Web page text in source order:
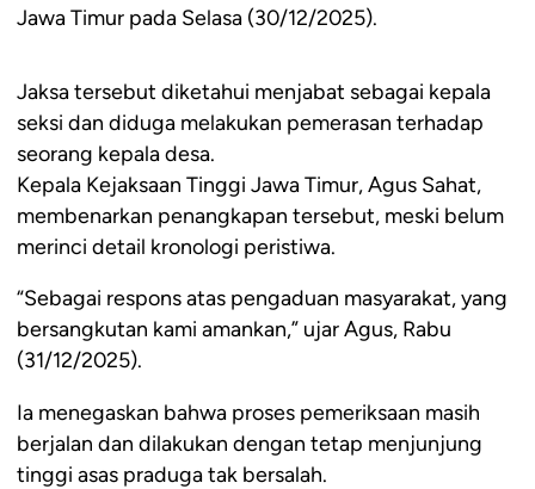
Jawa Timur pada Selasa (30/12/2025).
Jaksa tersebut diketahui menjabat sebagai kepala
seksi dan diduga melakukan pemerasan terhadap
seorang kepala desa.
Kepala Kejaksaan Tinggi Jawa Timur, Agus Sahat,
membenarkan penangkapan tersebut, meski belum
merinci detail kronologi peristiwa.
“Sebagai respons atas pengaduan masyarakat, yang
bersangkutan kami amankan,” ujar Agus, Rabu
(31/12/2025).
Ia menegaskan bahwa proses pemeriksaan masih
berjalan dan dilakukan dengan tetap menjunjung
tinggi asas praduga tak bersalah.